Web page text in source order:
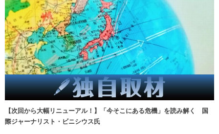
【次回から大幅リニューアル！】「今そこにある危機」を読み解く 国
際ジャーナリスト・ビニシウス氏